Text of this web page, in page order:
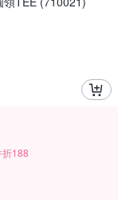
188